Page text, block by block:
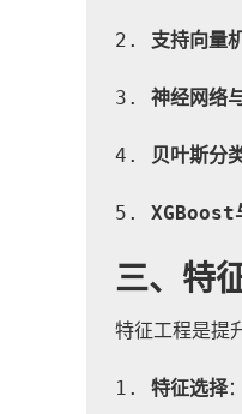
2. 支持向量
3. 神经网络
4. 贝叶斯分
5. XGBoost
三、特
特征工程是提
1. 特征选择